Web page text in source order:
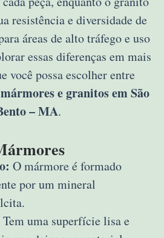
resistência e diversidade de
áreas de alto tráfego e uso
essas diferenças em mais
você possa escolher entre
mármores e granitos em São
– MA.
O mármore é formado
por um mineral
Tem uma superfície lisa e